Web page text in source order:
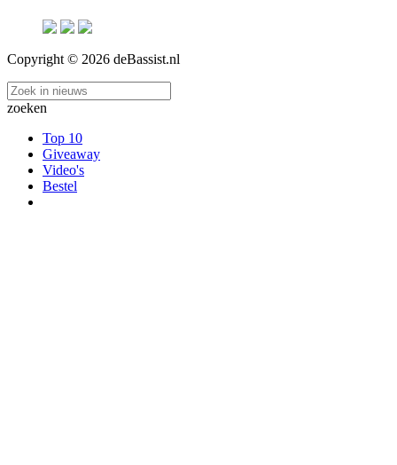
Copyright © 2026 deBassist.nl
zoeken
Top 10
Giveaway
Video's
Bestel